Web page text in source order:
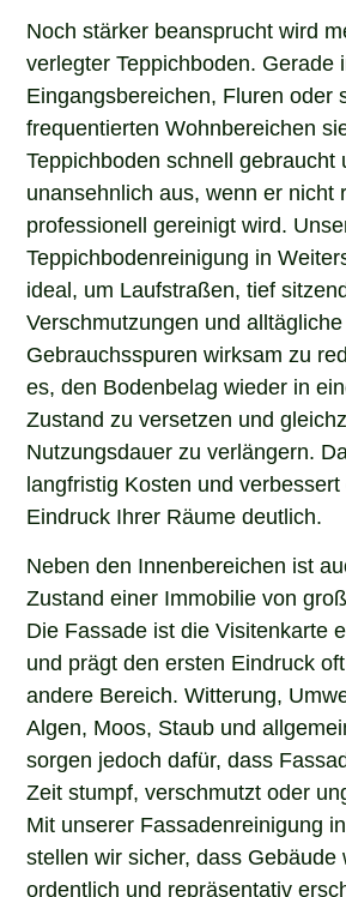
Noch stärker beansprucht wird
verlegter Teppichboden. Gerade
Eingangsbereichen, Fluren oder
frequentierten Wohnbereichen
Teppichboden schnell gebraucht
unansehnlich aus, wenn er nicht
professionell gereinigt wird.
Teppichbodenreinigung in
ideal, um Laufstraßen, tief
Verschmutzungen und alltägliche
Gebrauchsspuren wirksam zu
es, den Bodenbelag wieder in
Zustand zu versetzen und
Nutzungsdauer zu verlängern.
langfristig Kosten und
Eindruck Ihrer Räume deutlich.
Neben den Innenbereichen ist
Zustand einer Immobilie von
Die Fassade ist die Visitenkarte
und prägt den ersten Eindruck
andere Bereich. Witterung,
Algen, Moos, Staub und
sorgen jedoch dafür, dass
Zeit stumpf, verschmutzt oder
Mit unserer Fassadenreinigung
stellen wir sicher, dass Gebäude
ordentlich und repräsentativ